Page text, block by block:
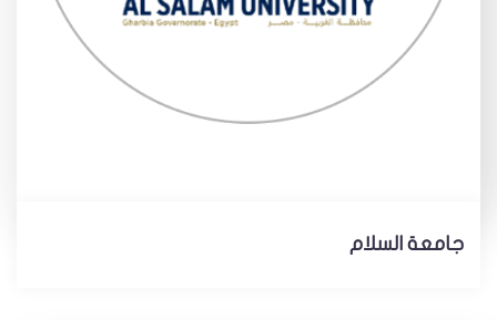
جامعة السلام